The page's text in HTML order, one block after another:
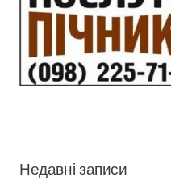
Недавні записи